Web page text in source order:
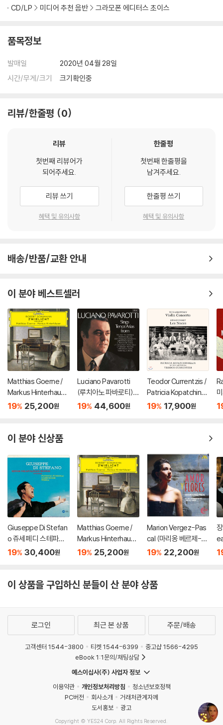
CD/LP
미디어 추천 음반 그라모폰 에디터스 초이스
품목정보
발매일
2020년 04월 28일
시간/무게/크기
크기확인중
리뷰/한줄평 0
리뷰
첫번째 리뷰어가
되어주세요.
리뷰 쓰기
혜택 및 유의사항
한줄평
첫번째 한줄평을
남겨주세요.
한줄평 쓰기
혜택 및 유의사항
배송/반품/교환 안내
이 분야 베스트셀러
Matthias Goerne /
Markus Hinterhause
r 슈만: 황혼 (가곡집)
19% 25,200원
Luciano Pavarotti
(루치아노 파바로티) -
이탈리아 오페라 리마
19% 44,600원
Teodor Currentzis /
Patricia Kopatchinsk
aja 차이코프스키: 바이
19% 17,900원
이 분야 신상품
Giuseppe Di Stefan
o 쥬세페 디 스테파노
가 부르는 나폴리 민요
19% 30,400원
Matthias Goerne /
Markus Hinterhause
r 슈만: 황혼 (가곡집)
19% 25,200원
Marion Vergez-Pas
cal (마리옹 베르제-파
스칼) - 사랑과 꽃 (Am
19% 22,200원
이 상품을 구입하신 분들이 산 분야 상품
로그인 최근 본 상품 주문/배송
고객센터 1544-3800 티켓 1544-6399
중고샵 1566-4295
eBook 1:1문의/채팅상담
예스이십사(주) 사업자 정보
이용약관
개인정보처리방침
청소년보호정책
PC버전
회사소개
거래처관계자께
도서홍보
광고
Copyright © YES24 Corp. All Rights Reserved.